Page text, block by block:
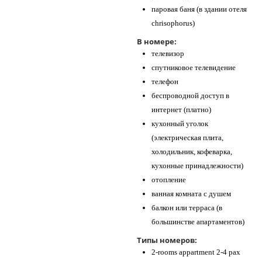
паровая баня (в здании отеля
chrisophorus)
В номере:
телевизор
спутниковое телевидение
телефон
беспроводной доступ в
интернет (платно)
кухонный уголок
(электрическая плита,
холодильник, кофеварка,
кухонные принадлежности)
отопление
ванная комната с душем
балкон или терраса (в
большинстве апартаментов)
Типы номеров:
2-rooms appartment 2-4 pax